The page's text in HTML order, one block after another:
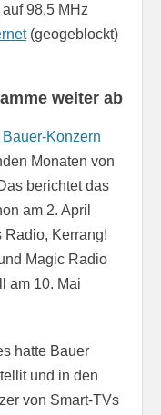
98,5 MHz
(geogeblockt)
weiter ab
Konzern
Monaten von
berichtet das
am 2. April
Radio, Kerrang!
Magic Radio
am 10. Mai
hatte Bauer
und in den
von Smart-TVs